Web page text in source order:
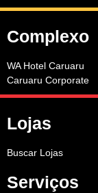
Complexo
WA Hotel Caruaru
Caruaru Corporate
Lojas
Buscar Lojas
Serviços